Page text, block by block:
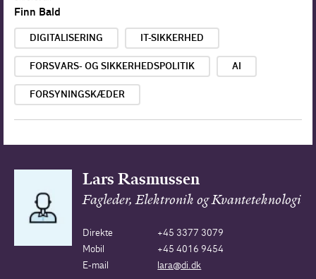
Finn Bald
DIGITALISERING IT-SIKKERHED
FORSVARS- OG SIKKERHEDSPOLITIK AI
FORSYNINGSKÆDER
Lars Rasmussen
Fagleder, Elektronik og Kvanteteknologi
Direkte
+45 3377 3079
Mobil
+45 4016 9454
E-mail
lara@di.dk